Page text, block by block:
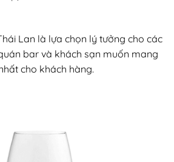
Lan là lựa chọn lý tưởng cho các
bar và khách sạn muốn mang
cho khách hàng.